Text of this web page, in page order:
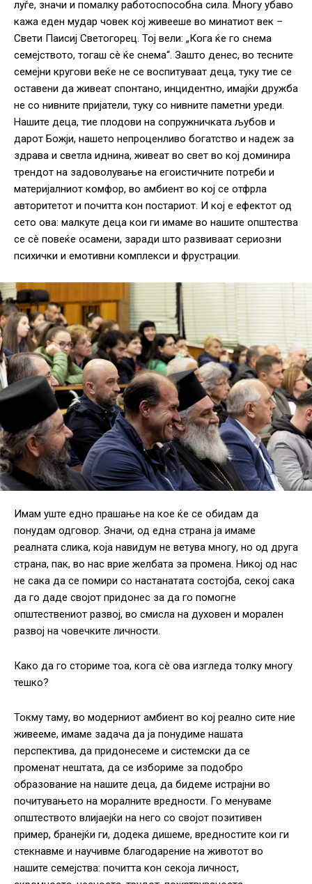
луѓе, значи и помалку работоспособна сила. Многу убаво
кажа еден мудар човек кој живееше во минатиот век –
Свети Паисиј Светогорец. Тој вели: „Кога ќе го снема
семејството, тогаш сè ќе снема“. Зашто денес, во тесните
семејни кругови веќе не се воспитуваат деца, туку тие се
оставени да живеат спонтано, инцидентно, имајќи дружба
не со нивните пријатели, туку со нивните паметни уреди.
Нашите деца, тие плодови на сопружничката љубов и
дарот Божји, нашето непроценливо богатство и надеж за
здрава и светла иднина, живеат во свет во кој доминира
трендот на задоволување на егоистичните потреби и
материјалниот комфор, во амбиент во кој се отфрла
авторитетот и почитта кон постариот. И кој е ефектот од
сето ова: малкуте деца кои ги имаме во нашите општества
се сè повеќе осамени, заради што развиваат сериозни
психички и емотивни комплекси и фрустрации.
Имам уште едно прашање на кое ќе се обидам да
понудам одговор. Значи, од една страна ја имаме
реалната слика, која навидум не ветува многу, но од друга
страна, пак, во нас врие желбата за промена. Никој од нас
не сака да се помири со настанатата состојба, секој сака
да го даде својот придонес за да го помогне
општествениот развој, во смисла на духовен и морален
развој на човечките личности.
Како да го сториме тоа, кога сè ова изгледа толку многу
тешко?
Токму таму, во модерниот амбиент во кој реално сите ние
живееме, имаме задача да ја понудиме нашата
перспектива, да придонесеме и системски да се
променат нештата, да се избориме за подобро
образование на нашите деца, да бидеме истрајни во
почитувањето на моралните вредности. Го менуваме
општеството влијаејќи на него со својот позитивен
пример, бранејќи ги, додека дишеме, вредностите кои ги
стекнавме и научивме благодарение на животот во
нашите семејства: почитта кон секоја личност,